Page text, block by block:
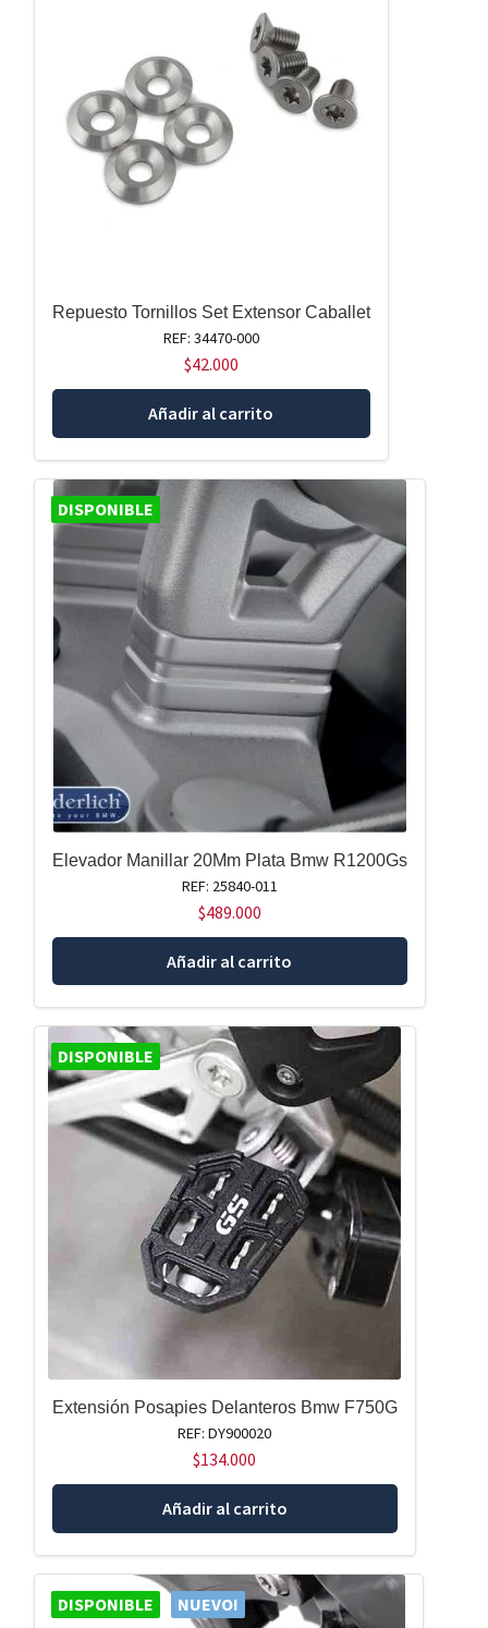
Repuesto Tornillos Set Extensor Caballet
REF: 34470-000
$42.000
Añadir al carrito
DISPONIBLE
Elevador Manillar 20Mm Plata Bmw R1200Gs
REF: 25840-011
$489.000
Añadir al carrito
DISPONIBLE
Extensión Posapies Delanteros Bmw F750G
REF: DY900020
$134.000
Añadir al carrito
DISPONIBLE NUEVO!